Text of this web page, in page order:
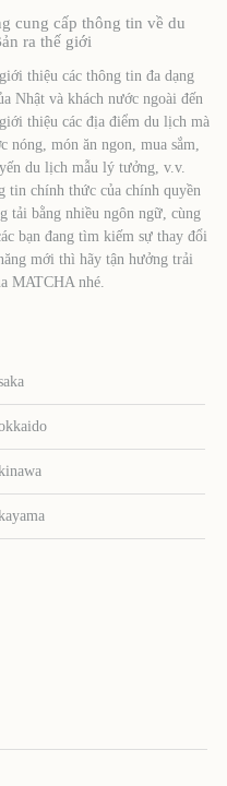
cung cấp thông tin về du
ra thế giới
thiệu các thông tin đa dạng
Nhật và khách nước ngoài đến
thiệu các địa điểm du lịch mà
nóng, món ăn ngon, mua sắm,
du lịch mẫu lý tưởng, v.v.
tin chính thức của chính quyền
tải bằng nhiều ngôn ngữ, cùng
bạn đang tìm kiếm sự thay đổi
mới thì hãy tận hưởng trải
MATCHA nhé.